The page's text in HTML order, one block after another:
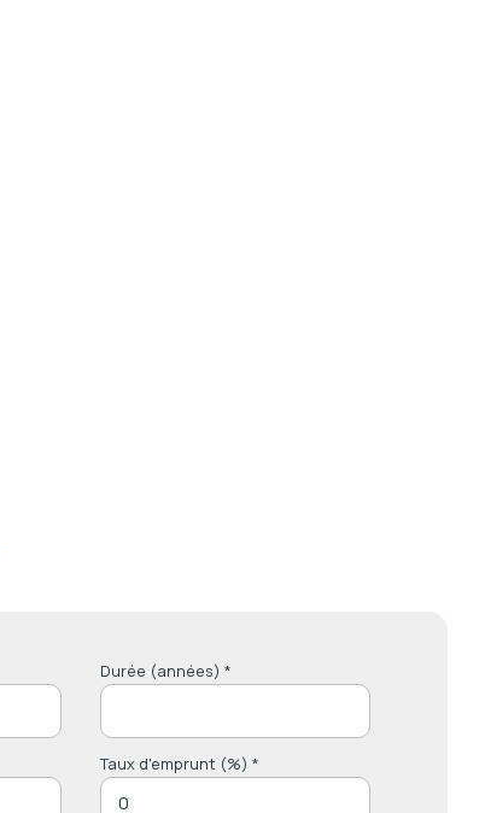
Durée (années) *
Taux d'emprunt (%) *